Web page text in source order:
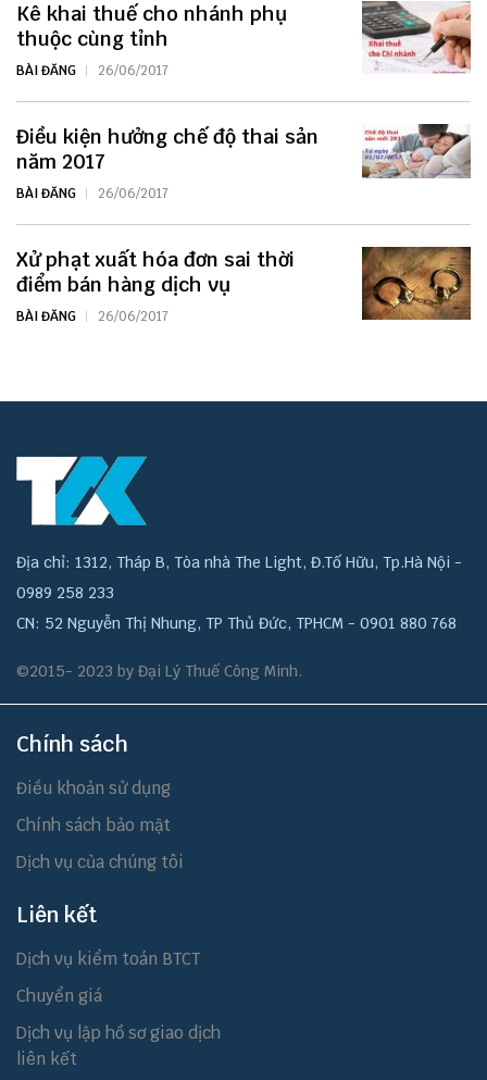
Kê khai thuế cho nhánh phụ
thuộc cùng tỉnh
BÀI ĐĂNG 26/06/2017
Điều kiện hưởng chế độ thai sản
năm 2017
BÀI ĐĂNG 26/06/2017
Xử phạt xuất hóa đơn sai thời
điểm bán hàng dịch vụ
BÀI ĐĂNG 26/06/2017
Địa chỉ: 1312, Tháp B, Tòa nhà The Light, Đ.Tố Hữu, Tp.Hà Nội -
0989 258 233
CN: 52 Nguyễn Thị Nhung, TP Thủ Đức, TPHCM - 0901 880 768
©2015- 2023 by Đại Lý Thuế Công Minh.
Chính sách
Điều khoản sử dụng
Chính sách bảo mật
Dịch vụ của chúng tôi
Liên kết
Dịch vụ kiểm toán BTCT
Chuyển giá
Dịch vụ lập hồ sơ giao dịch
liên kết